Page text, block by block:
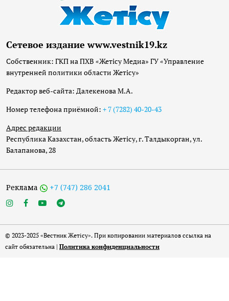
Сетевое издание www.vestnik19.kz
Собственник: ГКП на ПХВ «Жетісу Медиа» ГУ «Управление
внутренней политики области Жетісу»
Редактор веб-сайта: Далекенова М.А.
Номер телефона приёмной: + 7 (7282) 40-20-43
Адрес редакции
Республика Казахстан, область Жетісу, г. Талдыкорган, ул.
Балапанова, 28
Реклама +7 (747) 286 2041
© 2023-2025 «Вестник Жетісу». При копировании материалов ссылка на
сайт обязательна | Политика конфиденциальности